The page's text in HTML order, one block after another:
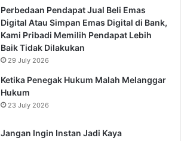
Perbedaan Pendapat Jual Beli Emas
Digital Atau Simpan Emas Digital di Bank,
Kami Pribadi Memilih Pendapat Lebih
Baik Tidak Dilakukan
29 July 2026
Ketika Penegak Hukum Malah Melanggar
Hukum
23 July 2026
Jangan Ingin Instan Jadi Kaya